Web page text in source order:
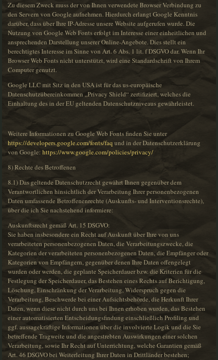
Zu diesem Zweck muss der von Ihnen verwendete Browser Verbindung zu
den Servern von Google aufnehmen. Hierdurch erlangt Google Kenntnis
darüber, dass über Ihre IP-Adresse unsere Website aufgerufen wurde. Die
Nutzung von Google Web Fonts erfolgt im Interesse einer einheitlichen und
ansprechenden Darstellung unserer Online-Angebote. Dies stellt ein
berechtigtes Interesse im Sinne von Art. 6 Abs. 1 lit. f DSGVO dar. Wenn Ihr
Browser Web Fonts nicht unterstützt, wird eine Standardschrift von Ihrem
Computer genutzt.
Google LLC mit Sitz in den USA ist für das us-europäische
Datenschutzübereinkommen „Privacy Shield“ zertifiziert, welches die
Einhaltung des in der EU geltenden Datenschutzniveaus gewährleistet.
Weitere Informationen zu Google Web Fonts finden Sie unter
https://developers.google.com/fonts/faq und in der Datenschutzerklärung
von Google:https://www.google.com/policies/privacy/
8) Rechte des Betroffenen
8.1) Das geltende Datenschutzrecht gewährt Ihnen gegenüber dem
Verantwortlichen hinsichtlich der Verarbeitung Ihrer personenbezogenen
Daten umfassende Betroffenenrechte (Auskunfts- und Interventionsrechte),
über die ich Sie nachstehend informiere:
Auskunftsrecht gemäß Art. 15 DSGVO:
Sie haben insbesondere ein Recht auf Auskunft über Ihre von uns
verarbeiteten personenbezogenen Daten, die Verarbeitungszwecke, die
Kategorien der verarbeiteten personenbezogenen Daten, die Empfänger oder
Kategorien von Empfängern, gegenüber denen Ihre Daten offengelegt
wurden oder werden, die geplante Speicherdauer bzw. die Kriterien für die
Festlegung der Speicherdauer, das Bestehen eines Rechts auf Berichtigung,
Löschung, Einschränkung der Verarbeitung, Widerspruch gegen die
Verarbeitung, Beschwerde bei einer Aufsichtsbehörde, die Herkunft Ihrer
Daten, wenn diese nicht durch uns bei Ihnen erhoben wurden, das Bestehen
einer automatisierten Entscheidungsfindung einschließlich Profiling und
ggf. aussagekräftige Informationen über die involvierte Logik und die Sie
betreffende Tragweite und die angestrebten Auswirkungen einer solchen
Verarbeitung, sowie Ihr Recht auf Unterrichtung, welche Garantien gemäß
Art. 46 DSGVO bei Weiterleitung Ihrer Daten in Drittländer bestehen;